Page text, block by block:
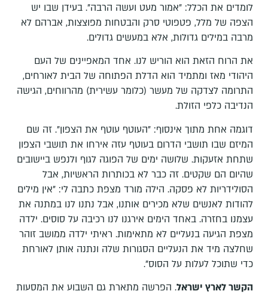
לומדים את הכלל: "אמור מעט ועשה הרבה". בעידן שבו יש
הצפה של מלל, פטפוטי סרק והבטחות מפוצצות, אברהם לא
מרבה במילים גדולות, אלא במעשים גדולים.
את הרוח הזאת הוא הוריש לנו. אחד המאפיינים של העם
היהודי מאז ומתמיד הוא הדלת הפתוחה של הבית לאורחים,
התרומה לצדקה של מעשר (כלומר עשירית) מהרווחים, הגישה
הנדיבה כלפי הזולת.
דוגמה אחת מתוך אינסוף: "העוטף עוטף את הצפון". זה שם
המיזם שבו תושבי הדרום בעוטף עזה אירחו את תושבי הצפון
שתחת אזעקות. שלושה ימים של הפוגה לגוף ולנפש ביישובים
שהיום הם שקטים. זה כבר לא בכותרות הראשיות, אבל
הסולידריות לא פסקה. הילה מורד מצפת כתבה לי: "אין מילים
להודות לאנשים שלא מכירים אותנו, אבל נתנו לנו במתנה את
עצמנו בחזרה. באחד הימים אירגנו לנו רכיבה על סוסים. ילדה
מצפת הגיעה בנעליים לא מתאימות. ראיתי ילדה ממושב זוהר
שחלצה מיד את הנעליים הסגורות שלה ונתנה אותן לאורחת
כדי שתוכל לעלות על הסוס".
הקשר לארץ ישראל. הפרשה מתארת גם השבוע את המסעות